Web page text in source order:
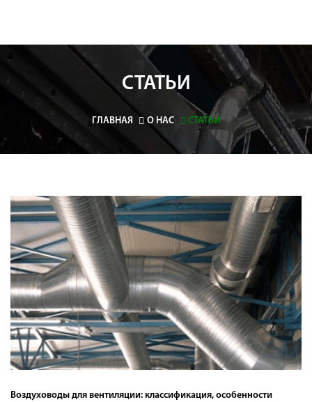
СТАТЬИ
ГЛАВНАЯ О НАС СТАТЬИ
Воздуховоды для вентиляции: классификация, особенности